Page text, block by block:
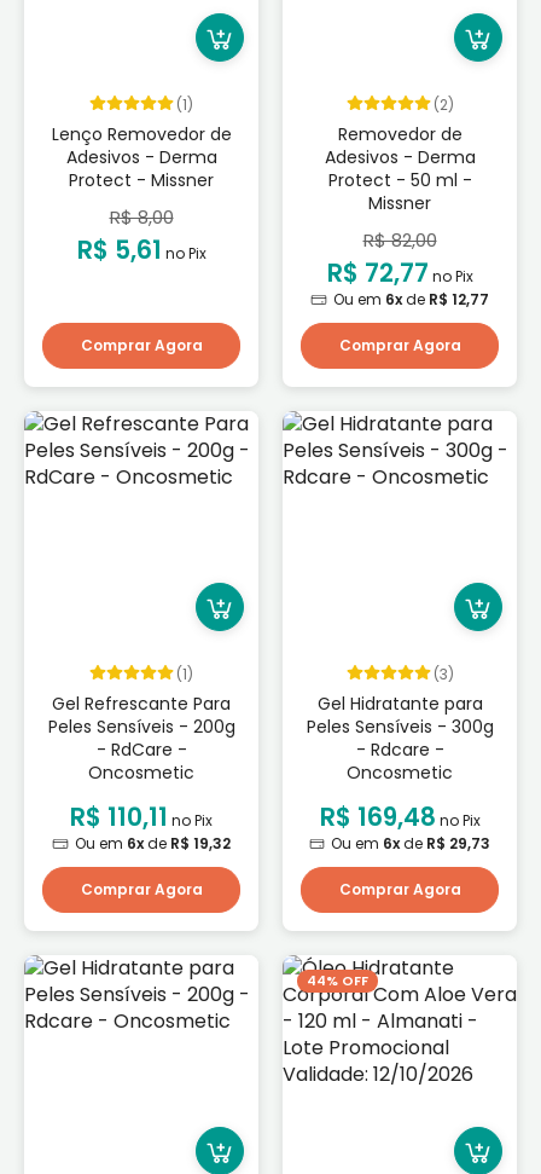
(1)
Lenço Removedor de
Adesivos - Derma
Protect - Missner
R$ 8,00
R$ 5,61 no Pix
Comprar Agora
(2)
Removedor de
Adesivos - Derma
Protect - 50 ml -
Missner
R$ 82,00
R$ 72,77 no Pix
Ou em 6xde R$ 12,77
Comprar Agora
(1)
Gel Refrescante Para
Peles Sensíveis - 200g
- RdCare -
Oncosmetic
R$ 110,11 no Pix
Ou em 6xde R$ 19,32
Comprar Agora
(3)
Gel Hidratante para
Peles Sensíveis - 300g
- Rdcare -
Oncosmetic
R$ 169,48 no Pix
Ou em 6xde R$ 29,73
Comprar Agora
44% OFF